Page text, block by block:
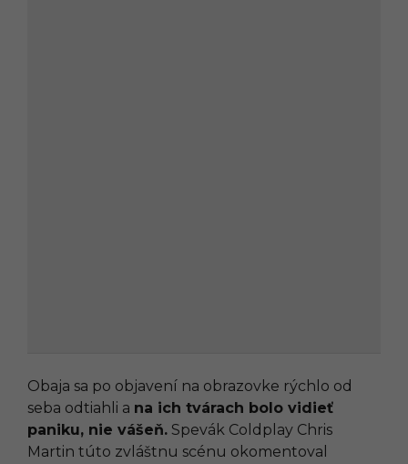
Obaja sa po objavení na obrazovke rýchlo od
seba odtiahli a na ich tvárach bolo vidieť
paniku, nie vášeň. Spevák Coldplay Chris
Martin túto zvláštnu scénu okomentoval